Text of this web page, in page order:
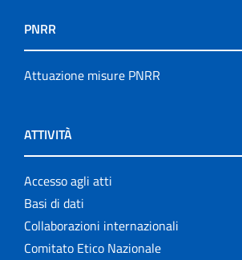
PNRR
Attuazione misure PNRR
ATTIVITÀ
Accesso agli atti
Basi di dati
Collaborazioni internazionali
Comitato Etico Nazionale